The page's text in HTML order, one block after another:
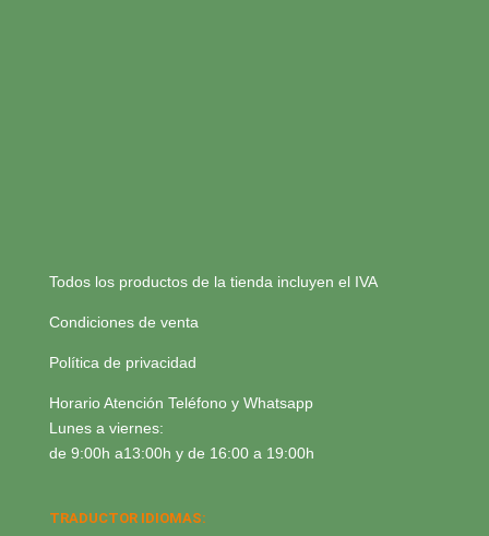
Todos los productos de la tienda incluyen el IVA
Condiciones de venta
Política de privacidad
Horario Atención Teléfono y Whatsapp
Lunes a viernes:
de 9:00h a13:00h y de 16:00 a 19:00h
TRADUCTOR IDIOMAS: